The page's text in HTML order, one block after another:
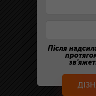
Після